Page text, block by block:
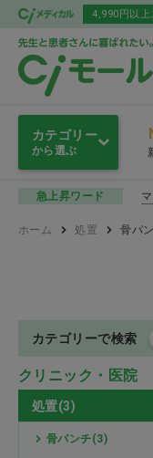
4,990円以上
カテゴリー
から選ぶ
感染予防
滅菌・消毒・洗浄
注射・輸液・カ
診察
検査
急上昇ワード
ホーム 処置 骨パ
カテゴリーで検索
クリニック・医院
処置(3)
骨パンチ(3)